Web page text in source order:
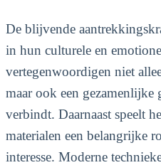
De blijvende
in hun culturele en
vertegenwoordigen niet
maar ook een gezamenlijke
verbindt. Daarnaast speelt
materialen een belangrijke
interesse. Moderne